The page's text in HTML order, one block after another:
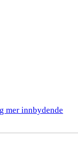
mer innbydende